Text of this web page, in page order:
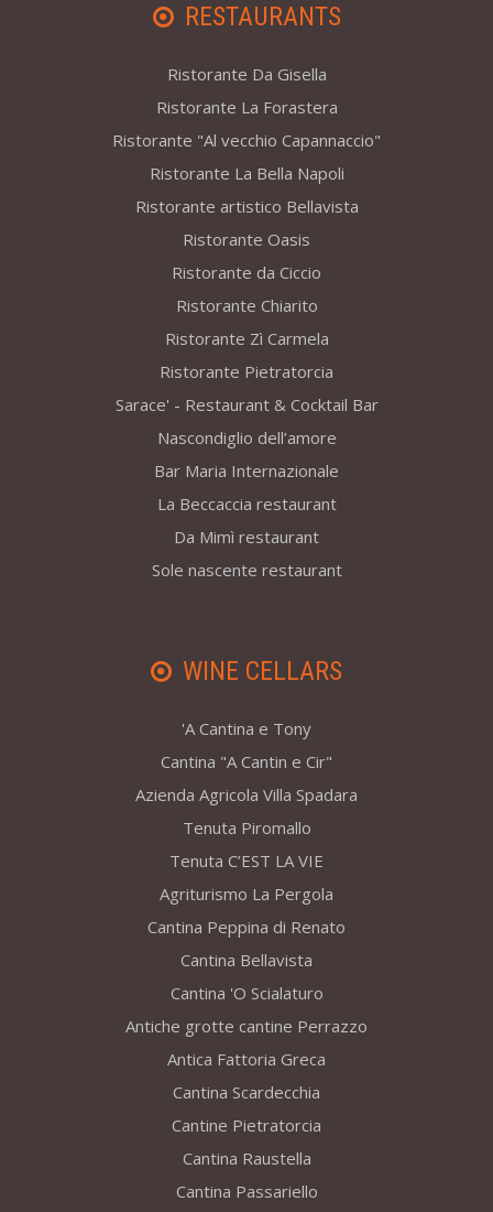
RESTAURANTS
Ristorante Da Gisella
Ristorante La Forastera
Ristorante "Al vecchio Capannaccio"
Ristorante La Bella Napoli
Ristorante artistico Bellavista
Ristorante Oasis
Ristorante da Ciccio
Ristorante Chiarito
Ristorante Zì Carmela
Ristorante Pietratorcia
Sarace' - Restaurant & Cocktail Bar
Nascondiglio dell’amore
Bar Maria Internazionale
La Beccaccia restaurant
Da Mimì restaurant
Sole nascente restaurant
WINE CELLARS
'A Cantina e Tony
Cantina "A Cantin e Cir"
Azienda Agricola Villa Spadara
Tenuta Piromallo
Tenuta C’EST LA VIE
Agriturismo La Pergola
Cantina Peppina di Renato
Cantina Bellavista
Cantina 'O Scialaturo
Antiche grotte cantine Perrazzo
Antica Fattoria Greca
Cantina Scardecchia
Cantine Pietratorcia
Cantina Raustella
Cantina Passariello